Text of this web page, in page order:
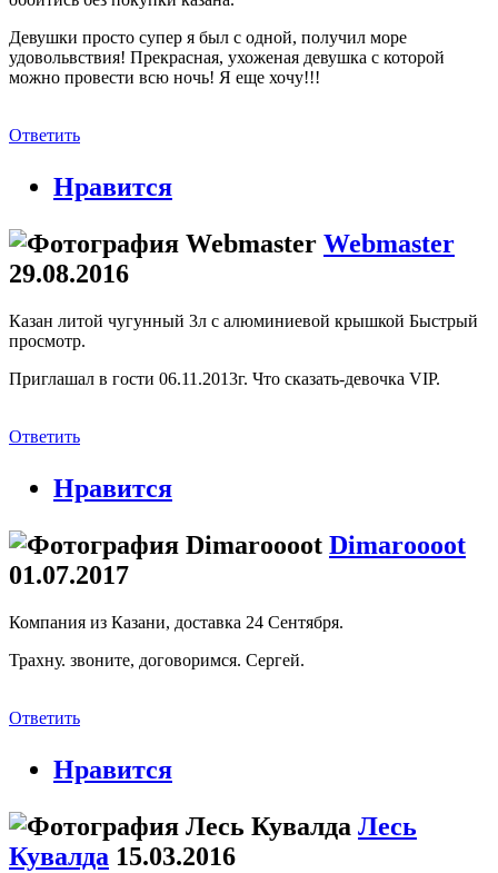
Девушки просто супер я был с одной, получил море
удовольвствия! Прекрасная, ухоженая девушка с которой
можно провести всю ночь! Я еще хочу!!!
Ответить
Нравится
Webmaster
29.08.2016
Казан литой чугунный 3л с алюминиевой крышкой Быстрый
просмотр.
Приглашал в гости 06.11.2013г. Что сказать-девочка VIP.
Ответить
Нравится
Dimaroooot
01.07.2017
Компания из Казани, доставка 24 Сентября.
Трахну. звоните, договоримся. Сергей.
Ответить
Нравится
Лесь
Кувалда 15.03.2016